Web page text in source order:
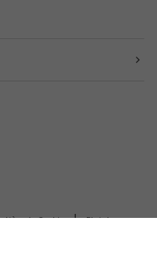
de Cookie Plaintes